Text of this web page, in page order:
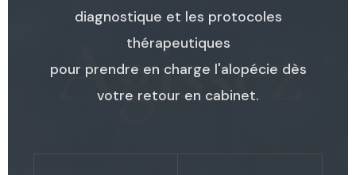
Agissez
diagnostique et les protocoles
thérapeutiques
pour prendre en charge l'alopécie dès
votre retour en cabinet.